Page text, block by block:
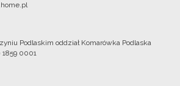
Podlaskim oddział Komarówka Podlaska
0001